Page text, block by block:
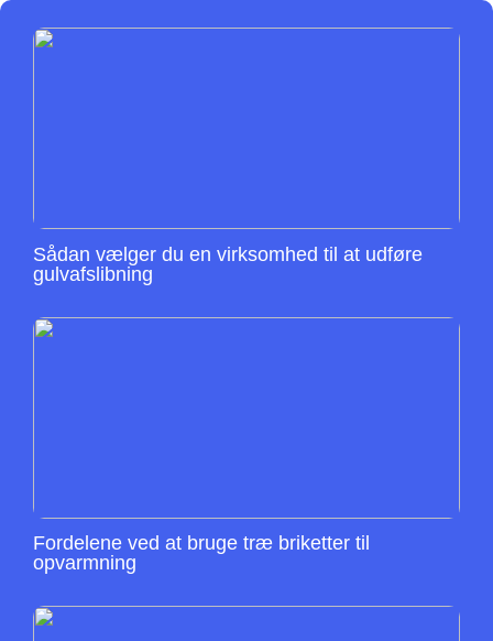
Sådan vælger du en virksomhed til at udføre
gulvafslibning
Fordelene ved at bruge træ briketter til
opvarmning